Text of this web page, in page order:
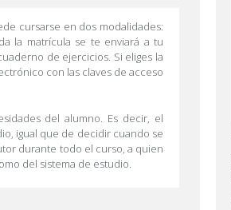
cursarse en dos modalidades:
la matrícula se te enviará a tu
de ejercicios. Si eliges la
con las claves de acceso
del alumno. Es decir, el
igual que de decidir cuando se
durante todo el curso, a quien
del sistema de estudio.